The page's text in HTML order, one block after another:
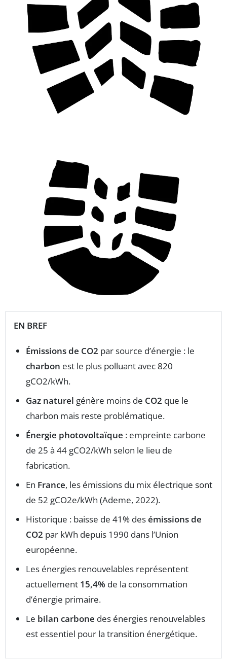
EN BREF
Émissions de CO2 par source d’énergie : le
charbon est le plus polluant avec 820
gCO2/kWh.
Gaz naturel génère moins de CO2 que le
charbon mais reste problématique.
Énergie photovoltaïque : empreinte carbone
de 25 à 44 gCO2/kWh selon le lieu de
fabrication.
En France, les émissions du mix électrique sont
de 52 gCO2e/kWh (Ademe, 2022).
Historique : baisse de 41% desémissions de
CO2 par kWh depuis 1990 dans l’Union
européenne.
Les énergies renouvelables représentent
actuellement 15,4% de la consommation
d’énergie primaire.
Le bilan carbone des énergies renouvelables
est essentiel pour la transition énergétique.